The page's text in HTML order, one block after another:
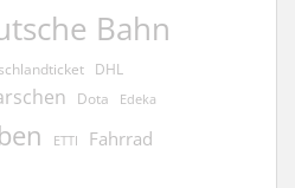
Bahn
DHL
Dota Edeka
ETTI Fahrrad